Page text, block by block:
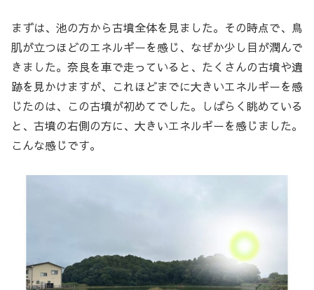
まずは、池の方から古墳全体を見ました。その時点で、鳥
肌が立つほどのエネルギーを感じ、なぜか少し目が潤んで
きました。奈良を車で走っていると、たくさんの古墳や遺
跡を見かけますが、これほどまでに大きいエネルギーを感
じたのは、この古墳が初めてでした。しばらく眺めている
と、古墳の右側の方に、大きいエネルギーを感じました。
こんな感じです。